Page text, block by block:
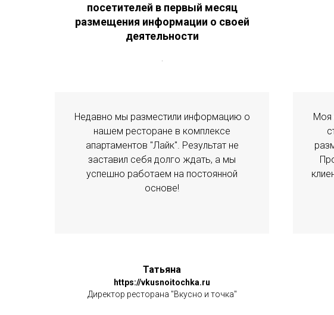
посетителей в первый месяц
размещения информации о своей
деятельности
Недавно мы разместили информацию о
нашем ресторане в комплексе
апартаментов "Лайк". Результат не
заставил себя долго ждать, а мы
успешно работаем на постоянной
основе!
Татьяна
https://vkusnoitochka.ru
Директор ресторана "Вкусно и точка"
Моя